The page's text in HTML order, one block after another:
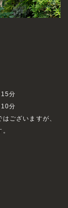
分
分
ございますが、